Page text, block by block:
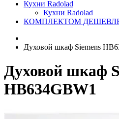
Кухни Radolad
Кухни Radolad
КОМПЛЕКТОМ
Духовой шкаф Siemens
Духовой шкаф
HB634GBW1